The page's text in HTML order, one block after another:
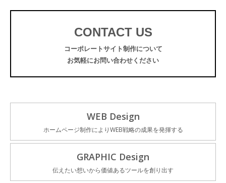
CONTACT US
コーポレートサイト制作について
お気軽にお問い合わせください
WEB Design
ホームページ制作によりWEB戦略の成果を発揮する
GRAPHIC Design
伝えたい想いから価値あるツールを創り出す